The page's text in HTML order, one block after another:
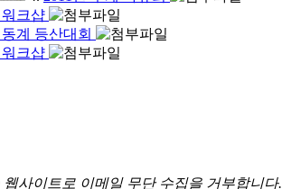
워크샵
계 등산대회
워크샵
사이트로 이메일 무단 수집을 거부합니다.